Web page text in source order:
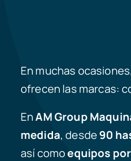
En muchas
ofrecen las marcas:
EnAM Group
medida, desde 90
así como equipos